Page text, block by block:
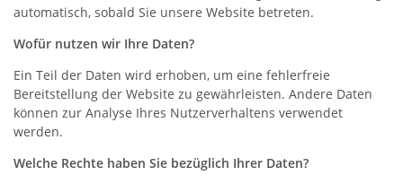
automatisch, sobald Sie unsere Website betreten.
Wofür nutzen wir Ihre Daten?
Ein Teil der Daten wird erhoben, um eine fehlerfreie
Bereitstellung der Website zu gewährleisten. Andere Daten
können zur Analyse Ihres Nutzerverhaltens verwendet
werden.
Welche Rechte haben Sie bezüglich Ihrer Daten?